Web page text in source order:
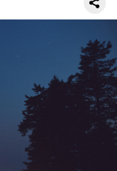
честь
ежегодно
выезжают за
глазом
нужно легко
зелень
масло.
рецептом